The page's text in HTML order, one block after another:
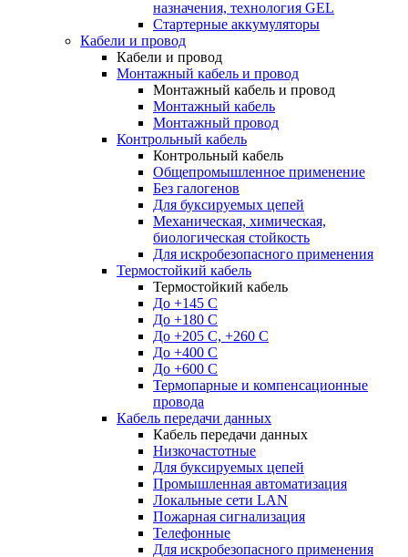
назначения, технология GEL
Стартерные аккумуляторы
Кабели и провод
Кабели и провод
Монтажный кабель и провод
Монтажный кабель и провод
Монтажный кабель
Монтажный провод
Контрольный кабель
Контрольный кабель
Общепромышленное применение
Без галогенов
Для буксируемых цепей
Механическая, химическая,
биологическая стойкость
Для искробезопасного применения
Термостойкий кабель
Термостойкий кабель
До +145 С
До +180 C
До +205 С, +260 С
До +400 C
До +600 С
Термопарные и компенсационные
провода
Кабель передачи данных
Кабель передачи данных
Низкочастотные
Для буксируемых цепей
Промышленная автоматизация
Локальные сети LAN
Пожарная сигнализация
Телефонные
Для искробезопасного применения